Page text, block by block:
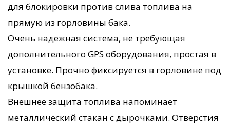
для блокировки против слива топлива на
прямую из горловины бака.
Очень надежная система, не требующая
дополнительного GPS оборудования, простая в
установке. Прочно фиксируется в горловине под
крышкой бензобака.
Внешнее защита топлива напоминает
металлический стакан с дырочками. Отверстия